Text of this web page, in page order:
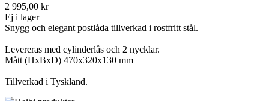
2 995,00 kr
Ej i lager
Snygg och elegant postlåda tillverkad i rostfritt stål.
Levereras med cylinderlås och 2 nycklar.
Mått (HxBxD) 470x320x130 mm
Tillverkad i Tyskland.